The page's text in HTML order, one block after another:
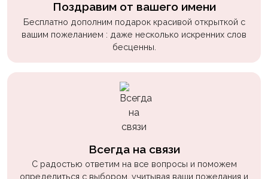
Поздравим от вашего имени
Бесплатно дополним подарок красивой открыткой с
вашим пожеланием : даже несколько искренних слов
бесценны.
Всегда на связи
С радостью ответим на все вопросы и поможем
определиться с выбором, учитывая ваши пожелания и